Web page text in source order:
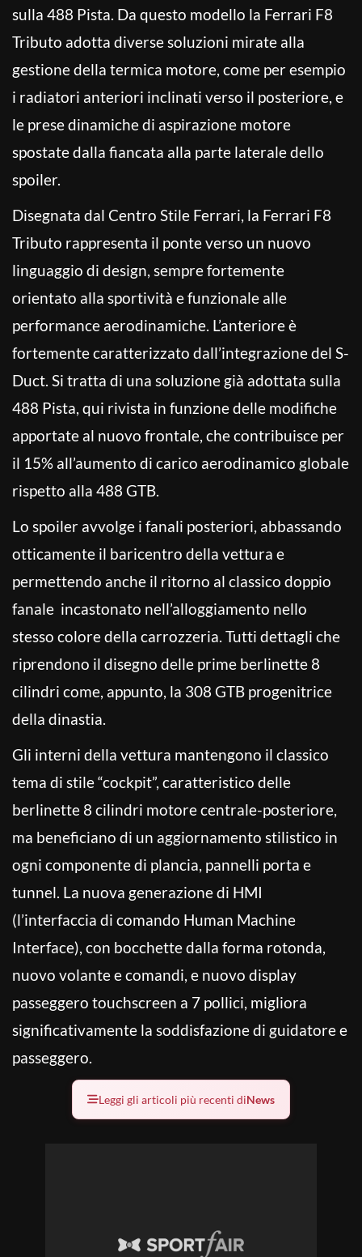
sulla 488 Pista. Da questo modello la Ferrari F8
Tributo adotta diverse soluzioni mirate alla
gestione della termica motore, come per esempio
i radiatori anteriori inclinati verso il posteriore, e
le prese dinamiche di aspirazione motore
spostate dalla fiancata alla parte laterale dello
spoiler.
Disegnata dal Centro Stile Ferrari, la Ferrari F8
Tributo rappresenta il ponte verso un nuovo
linguaggio di design, sempre fortemente
orientato alla sportività e funzionale alle
performance aerodinamiche. L’anteriore è
fortemente caratterizzato dall’integrazione del S-
Duct. Si tratta di una soluzione già adottata sulla
488 Pista, qui rivista in funzione delle modifiche
apportate al nuovo frontale, che contribuisce per
il 15% all’aumento di carico aerodinamico globale
rispetto alla 488 GTB.
Lo spoiler avvolge i fanali posteriori, abbassando
otticamente il baricentro della vettura e
permettendo anche il ritorno al classico doppio
fanale incastonato nell’alloggiamento nello
stesso colore della carrozzeria. Tutti dettagli che
riprendono il disegno delle prime berlinette 8
cilindri come, appunto, la 308 GTB progenitrice
della dinastia.
Gli interni della vettura mantengono il classico
tema di stile “cockpit”, caratteristico delle
berlinette 8 cilindri motore centrale-posteriore,
ma beneficiano di un aggiornamento stilistico in
ogni componente di plancia, pannelli porta e
tunnel. La nuova generazione di HMI
(l’interfaccia di comando Human Machine
Interface), con bocchette dalla forma rotonda,
nuovo volante e comandi, e nuovo display
passeggero touchscreen a 7 pollici, migliora
significativamente la soddisfazione di guidatore e
passeggero.
Leggi gli articoli più recenti diNews